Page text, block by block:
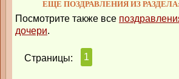
ЕЩЕ ПОЗДРАВЛЕНИЯ ИЗ РАЗДЕЛА:
Посмотрите также все
дочери.
Страницы: 1